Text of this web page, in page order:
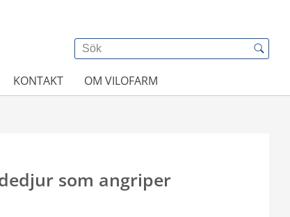
KONTAKT OM VILOFARM
som angriper